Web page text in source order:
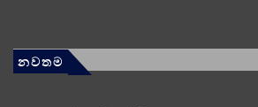
නවතම